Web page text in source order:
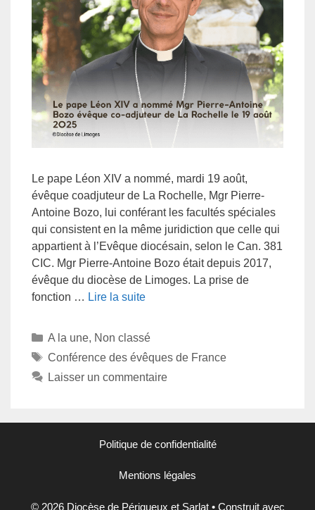
Le pape Léon XIV a nommé, mardi 19 août,
évêque coadjuteur de La Rochelle, Mgr Pierre-
Antoine Bozo, lui conférant les facultés spéciales
qui consistent en la même juridiction que celle qui
appartient à l’Evêque diocésain, selon le Can. 381
CIC. Mgr Pierre-Antoine Bozo était depuis 2017,
évêque du diocèse de Limoges. La prise de
fonction … Lire la suite
A la une, Non classé
Conférence des évêques de France
Laisser un commentaire
Politique de confidentialité
Mentions légales
© 2026 Diocèse de Périgueux et Sarlat• Construit avec